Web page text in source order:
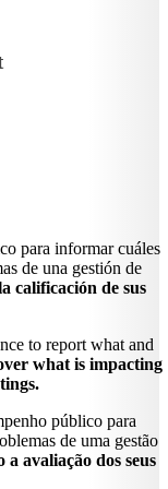
para informar cuáles
de una gestión de
calificación de sus
to report what and
what is impacting
público para
de uma gestão
a avaliação dos seus